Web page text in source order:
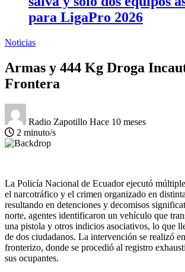
para LigaPro 2026
Noticias
Armas y 444 Kg Droga
Frontera
Radio Zapotillo Hace 10 meses
2 minuto/s
La Policía Nacional de Ecuador ejecutó
el narcotráfico y el crimen organizado en
resultando en detenciones y decomisos
norte, agentes identificaron un vehículo que
una pistola y otros indicios asociativos, lo que
de dos ciudadanos. La intervención se realizó
fronterizo, donde se procedió al registro
sus ocupantes.